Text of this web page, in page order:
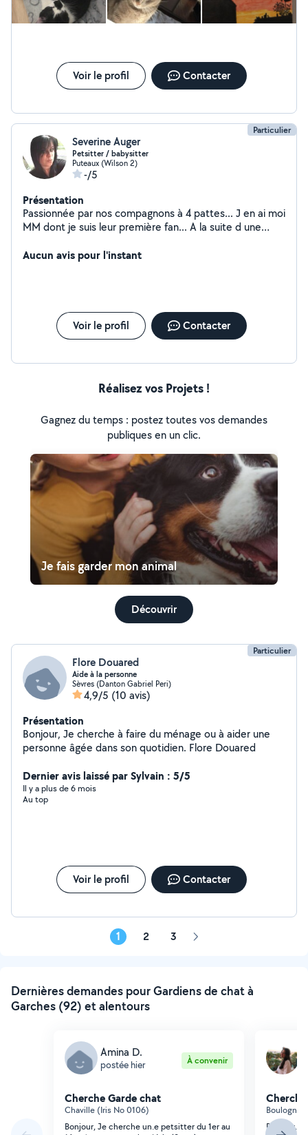
Voir le profil Contacter
Particulier
Severine Auger
Petsitter / babysitter
Puteaux (Wilson 2)
-/5
Présentation
Passionnée par nos compagnons à 4 pattes... J en ai moi
MM dont je suis leur première fan... A la suite d une
ainsi que mon TAV....se qui me permet de travailler
Aucun avis pour l'instant
Voir le profil Contacter
Réalisez vos Projets !
Gagnez du temps : postez toutes vos demandes
publiques en un clic.
Je fais garder mon animal
Découvrir
Particulier
Flore Douared
Aide à la personne
Sèvres (Danton Gabriel Peri)
4,9/5 (10 avis)
Présentation
Bonjour, Je cherche à faire du ménage ou à aider une
personne âgée dans son quotidien. Flore Douared
Dernier avis laissé par Sylvain : 5/5
Il y a plus de 6 mois
Au top
Voir le profil Contacter
1 2 3 Page
Dernières demandes pour Gardiens de chat à
Garches (92) et alentours
Amina D.
postée hier À convenir
Cherche Garde chat
Chaville (Iris No 0106)
Bonjour, Je cherche un.e petsitter du 1er au
Boulogne-
Bonjour,